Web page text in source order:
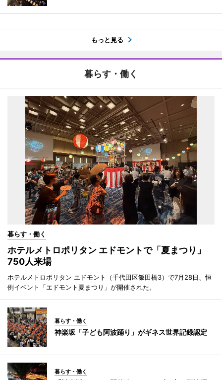
もっと見る
暮らす・働く
暮らす・働く
ホテルメトロポリタン エドモントで「夏まつり」
750人来場
ホテルメトロポリタン エドモント（千代田区飯田橋3）で7月28日、恒
例イベント「エドモント夏まつり」が開催された。
暮らす・働く
神楽坂「子ども阿波踊り」がギネス世界記録認定
暮らす・働く